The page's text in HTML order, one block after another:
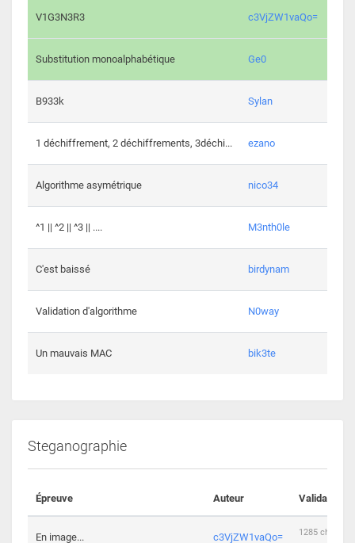
V1G3N3R3 c3VjZW1vaQo=
Substitution monoalphabétique Ge0
B933k Sylan
1 déchiffrement, 2 déchiffrements, 3déchi... ezano
Algorithme asymétrique nico34
^1 || ^2 || ^3 || .... M3nth0le
C'est baissé birdynam
Validation d'algorithme N0way
Un mauvais MAC bik3te
Steganographie
Épreuve Auteur Validations
En image... c3VjZW1vaQo= 1285